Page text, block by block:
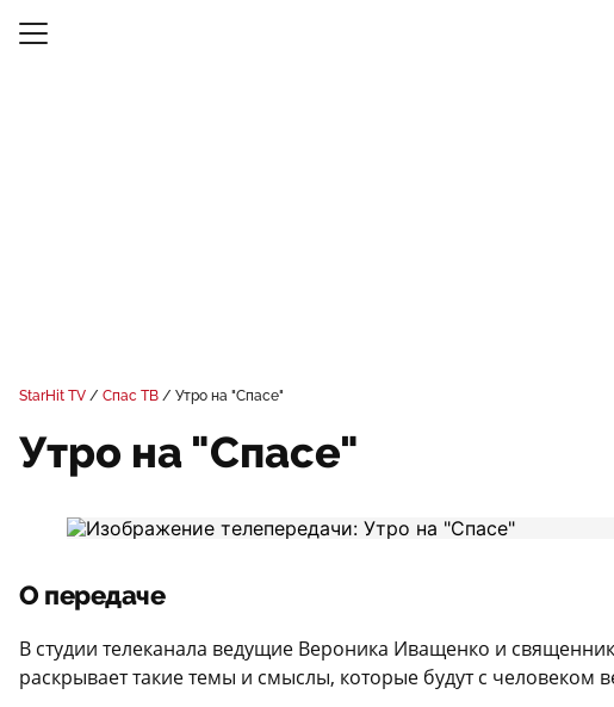
StarHit TV Спас ТВ Утро на "Спасе"
Утро на "Спасе"
О передаче
В студии телеканала ведущие Вероника Иващенко и
раскрывает такие темы и смыслы, которые будут с человеком